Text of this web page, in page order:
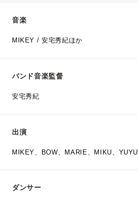
音楽
MIKEY / 安宅秀紀ほか
バンド音楽監督
安宅秀紀
出演
MIKEY、BOW、MARIE、MIKU、YUYU
ダンサー